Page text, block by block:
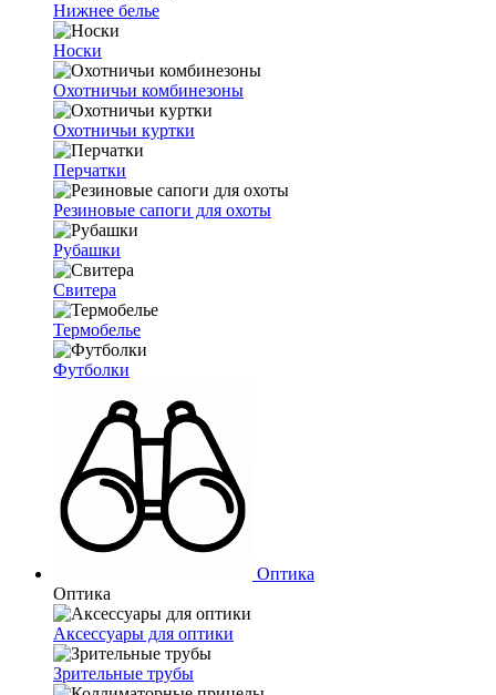
Нижнее белье
Носки
Охотничьи комбинезоны
Охотничьи куртки
Перчатки
Резиновые сапоги для охоты
Рубашки
Свитера
Термобелье
Футболки
Оптика
Оптика
Аксессуары для оптики
Зрительные трубы